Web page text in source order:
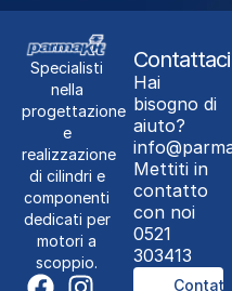
Specialisti
nella
progettazione
e
realizzazione
di cilindri e
componenti
dedicati per
motori a
scoppio.
Contattaci
Hai
bisogno di
aiuto?
Mettiti in
contatto
con noi
0521
303413